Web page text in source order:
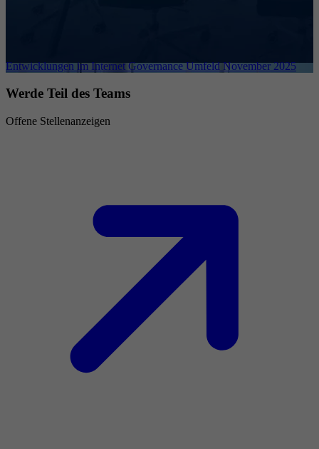
Entwicklungen im Internet Governance Umfeld November 2025
Werde Teil des Teams
Offene Stellenanzeigen